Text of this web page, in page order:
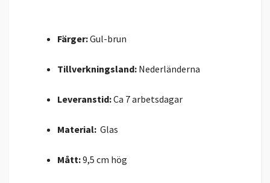
Färger:Gul-brun
Tillverkningsland: Nederländerna
Leveranstid:Ca 7 arbetsdagar
Material: Glas
Mått:9,5 cm hög